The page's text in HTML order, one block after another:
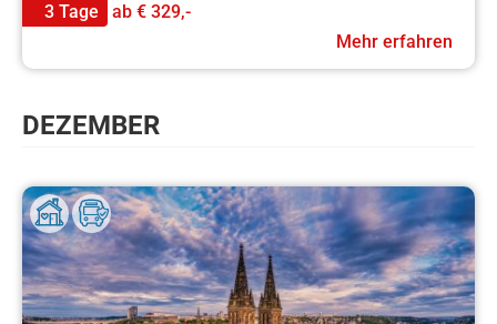
3 Tage
ab € 329,-
Mehr erfahren
DEZEMBER